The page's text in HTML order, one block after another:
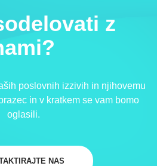
z
poslovnih izzivih in njihovemu
in v kratkem se vam bomo
oglasili.
NAS